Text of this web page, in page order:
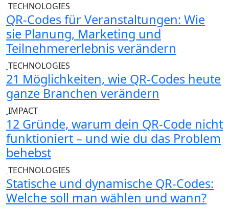
TECHNOLOGIES
QR-Codes für Veranstaltungen: Wie
sie Planung, Marketing und
Teilnehmererlebnis verändern
TECHNOLOGIES
21 Möglichkeiten, wie QR-Codes heute
ganze Branchen verändern
IMPACT
12 Gründe, warum dein QR-Code nicht
funktioniert – und wie du das Problem
behebst
TECHNOLOGIES
Statische und dynamische QR-Codes:
Welche soll man wählen und wann?